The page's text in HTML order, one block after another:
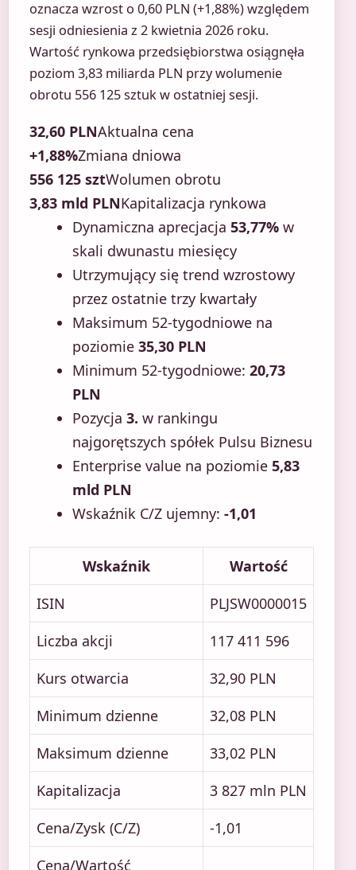
oznacza wzrost o 0,60 PLN (+1,88%) względem
sesji odniesienia z 2 kwietnia 2026 roku.
Wartość rynkowa przedsiębiorstwa osiągnęła
poziom 3,83 miliarda PLN przy wolumenie
obrotu 556 125 sztuk w ostatniej sesji.
32,60 PLNAktualna cena
+1,88%Zmiana dniowa
556 125 sztWolumen obrotu
3,83 mld PLNKapitalizacja rynkowa
Dynamiczna aprecjacja 53,77% w
skali dwunastu miesięcy
Utrzymujący się trend wzrostowy
przez ostatnie trzy kwartały
Maksimum 52-tygodniowe na
poziomie 35,30 PLN
Minimum 52-tygodniowe: 20,73
PLN
Pozycja 3. w rankingu
najgorętszych spółek Pulsu Biznesu
Enterprise value na poziomie 5,83
mld PLN
Wskaźnik C/Z ujemny: -1,01
Wskaźnik
Wartość
ISIN
PLJSW0000015
Liczba akcji
117 411 596
Kurs otwarcia
32,90 PLN
Minimum dzienne
32,08 PLN
Maksimum dzienne
33,02 PLN
Kapitalizacja
3 827 mln PLN
Cena/Zysk (C/Z)
-1,01
Cena/Wartość